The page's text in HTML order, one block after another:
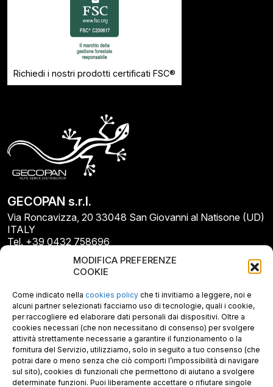
MODIFICA PREFERENZE
COOKIE
Come indicato nella cookies policy che ti invitiamo a leggere, noi e
alcuni partner selezionati facciamo uso di tecnologie, quali i cookie,
per raccogliere ed elaborare dati personali dai dispositivi. Oltre a
cookies necessari (che non necessitano di consenso) per svolgere
attività strettamente necessarie a garantire il funzionamento o la
fornitura del Servizio, utilizziamo, solo in seguito a tuo consenso (che
potrai dare o meno senza che ciò comporti l’impossibilità di navigare
sul sito), cookies di funzionali che permettono di aiutano a svolgere
determinate funzioni. Puoi liberamente accettare o rifiutare singole
Richiedi i nostri prodotti certificati FSC®
GECOPAN s.r.l.
Via Roncavizza, 20 33048 San Giovanni al Natisone (UD)
ITALY
Tel. +39 0432 758696
E-mail: info@gecopan.it
E-mail PEC: gecopan@pec.it
P.I. E C.F. 02487660306
N. REA UD 264834
Capitale sociale € 30.000